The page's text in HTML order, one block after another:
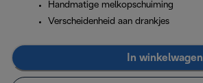
Handmatige melkopschuiming
Verscheidenheid aan drankjes
In winkelwagen